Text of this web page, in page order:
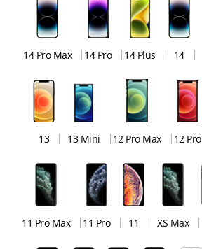
14 Pro Max 14 Pro 14 Plus 14
13 13 Mini 12 Pro Max 12 Pro
11 Pro Max 11 Pro 11 XS Max